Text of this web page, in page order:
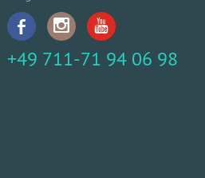
+49 711-71 94 06 98